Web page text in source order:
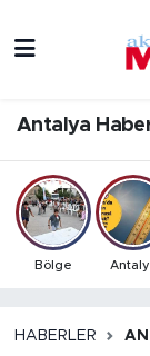
Antalya
Bölge
HABERLER
Bilim &
Eğitim
Ekonomi
Antalya
Antalya
Antalya